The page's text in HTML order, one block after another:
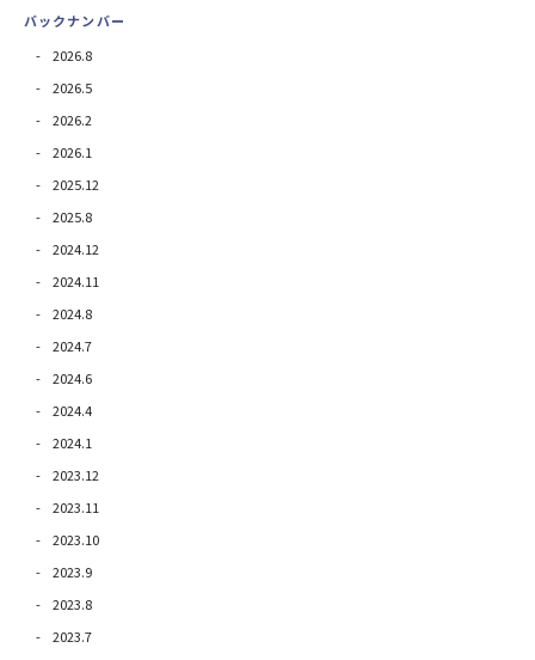
バックナンバー
2026.8
2026.5
2026.2
2026.1
2025.12
2025.8
2024.12
2024.11
2024.8
2024.7
2024.6
2024.4
2024.1
2023.12
2023.11
2023.10
2023.9
2023.8
2023.7